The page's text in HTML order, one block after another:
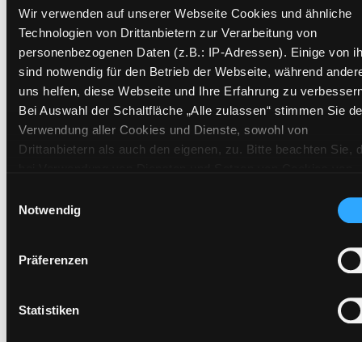
Wir verwenden auf unserer Webseite Cookies und ähnliche
Technologien von Drittanbietern zur Verarbeitung von
personenbezogenen Daten (z.B.: IP-Adressen). Einige von
sind notwendig für den Betrieb der Webseite, während
uns helfen, diese Webseite und Ihre Erfahrung zu
Bei Auswahl der Schaltfläche „Alle zulassen“ stimmen Sie
Verwendung aller Cookies und Dienste, sowohl von
Drittanbietern als auch den eigenen, zu. Bitte beachten Sie,
(Länder außerhalb des EWR ohne adäquates
Datenschutzniveau) stattfinden kann. In diesem
ausgeschlossen werden. Eine Verarbeitung durch solche
Einwilligung erteilen („Auswahl erlauben“) oder auf die
Schaltfläche „Alle zulassen“ klicken. Unter dem Punkt
Notwendig
Präferenzen
Statistiken
Standort 2: Ausleihe
Status:Verfügbar
Vorbestellungen:0
Mediengruppe:Kinderbuch
Frist:
Barcode:9902BU17941
Standort 3: